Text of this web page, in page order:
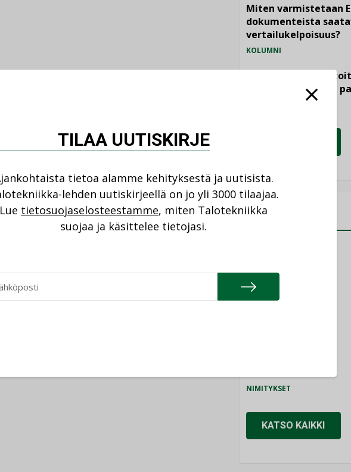
Miten varmistetaan
dokumenteista
vertailukelpoisuus?
KOLUMNI
Vesi- ja
jämähtänyt ajassa
NIMITYKSET
Refair
NIMITYKSET
KATSO KAIKKI
TILAA UUTISKIRJE
tietoa alamme kehityksestä ja uutisista.
lehden uutiskirjeellä on jo yli 3000 tilaajaa.
Lue tietosuojaselosteestamme, miten Talotekniikka
suojaa ja käsittelee tietojasi.